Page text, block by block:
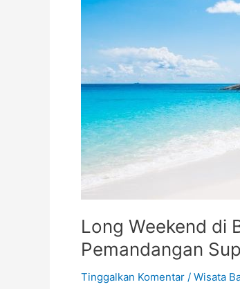
Long Weekend di
Pemandangan
Tinggalkan Komentar / Wisata
Pantai
Gem
dengan
Pemandangan